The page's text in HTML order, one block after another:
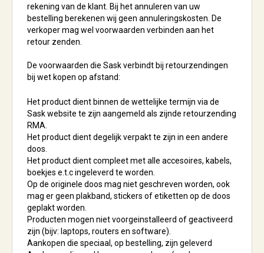
rekening van de klant. Bij het annuleren van uw
bestelling berekenen wij geen annuleringskosten. De
verkoper mag wel voorwaarden verbinden aan het
retour zenden.
De voorwaarden die Sask verbindt bij retourzendingen
bij wet kopen op afstand:
Het product dient binnen de wettelijke termijn via de
Sask website te zijn aangemeld als zijnde retourzending
RMA.
Het product dient degelijk verpakt te zijn in een andere
doos.
Het product dient compleet met alle accesoires, kabels,
boekjes e.t.c ingeleverd te worden.
Op de originele doos mag niet geschreven worden, ook
mag er geen plakband, stickers of etiketten op de doos
geplakt worden.
Producten mogen niet voorgeinstalleerd of geactiveerd
zijn (bijv: laptops, routers en software).
Aankopen die speciaal, op bestelling, zijn geleverd